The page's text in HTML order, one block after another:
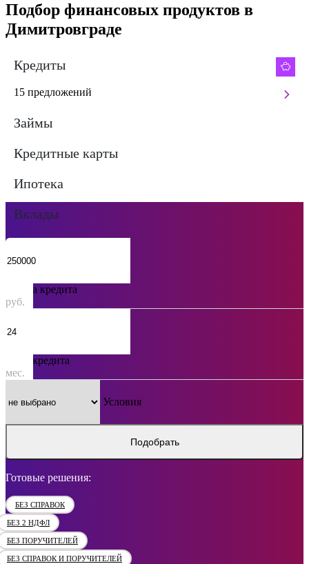
Подбор финансовых продуктов в
Димитровграде
Кредиты
15 предложений
Займы
Кредитные карты
Ипотека
Вклады
Сумма кредита
руб.
Срок кредита
мес.
Условия
Подобрать
Готовые решения:
БЕЗ СПРАВОК
БЕЗ 2 НДФЛ
БЕЗ ПОРУЧИТЕЛЕЙ
БЕЗ СПРАВОК И ПОРУЧИТЕЛЕЙ